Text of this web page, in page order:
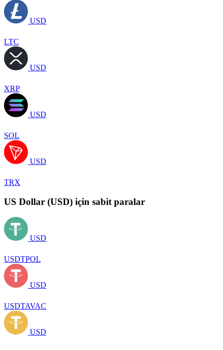
USD
LTC
USD
XRP
USD
SOL
USD
TRX
US Dollar (USD) için sabit paralar
USD
USDTPOL
USD
USDTAVAC
USD